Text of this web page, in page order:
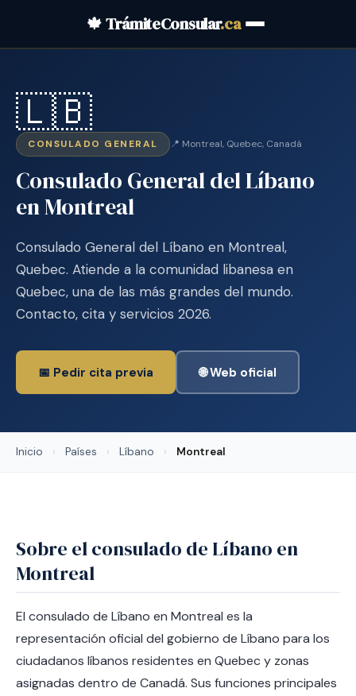
🍁 TrámiteConsular.ca
🇱🇧
CONSULADO GENERAL 📍 Montreal, Quebec, Canadá
Consulado General del Líbano
en Montreal
Consulado General del Líbano en Montreal,
Quebec. Atiende a la comunidad libanesa en
Quebec, una de las más grandes del mundo.
Contacto, cita y servicios 2026.
📅 Pedir cita previa 🌐 Web oficial
Inicio › Países › Líbano › Montreal
Sobre el consulado de Líbano en
Montreal
El consulado de Líbano en Montreal es la
representación oficial del gobierno de Líbano para los
ciudadanos líbanos residentes en Quebec y zonas
asignadas dentro de Canadá. Sus funciones principales